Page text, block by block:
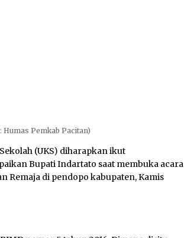
Humas Pemkab Pacitan)
(UKS) diharapkan ikut
Bupati Indartato saat membuka acara
Remaja di pendopo kabupaten, Kamis